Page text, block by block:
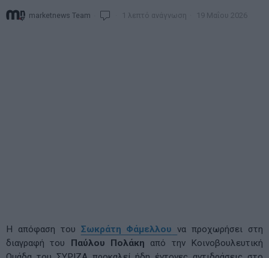
marketnews Team 1 λεπτό ανάγνωση 19 Μαΐου 2026
Η απόφαση του Σωκράτη Φάμελλου να προχωρήσει στη
διαγραφή του Παύλου Πολάκη από την Κοινοβουλευτική